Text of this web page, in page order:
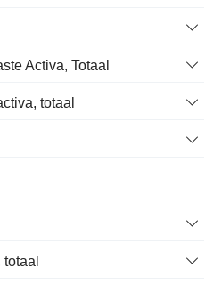
Activa, Totaal
totaal